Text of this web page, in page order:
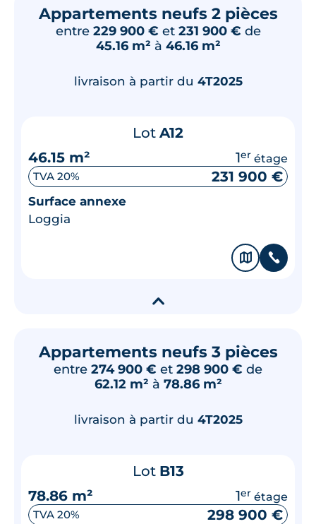
Appartements neufs 2 pièces
entre 229 900 € et 231 900 € de
45.16 m² à 46.16 m²
livraison à partir du 4T2025
Lot A12
46.15 m²
1er étage
TVA 20% 231 900 €
Surface annexe
Loggia
🗞 📞
▾
Appartements neufs 3 pièces
entre 274 900 € et 298 900 € de
62.12 m² à 78.86 m²
livraison à partir du 4T2025
Lot B13
78.86 m²
1er étage
TVA 20% 298 900 €